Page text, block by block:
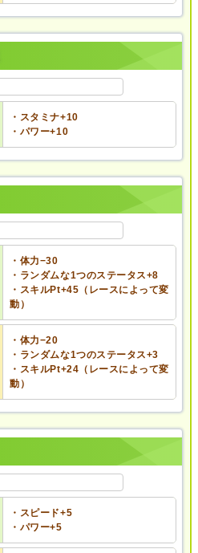
・スタミナ+10
・パワー+10
・体力−30
・ランダムな1つのステータス+8
・スキルPt+45（レースによって変
動）
・体力−20
・ランダムな1つのステータス+3
・スキルPt+24（レースによって変
動）
・スピード+5
・パワー+5